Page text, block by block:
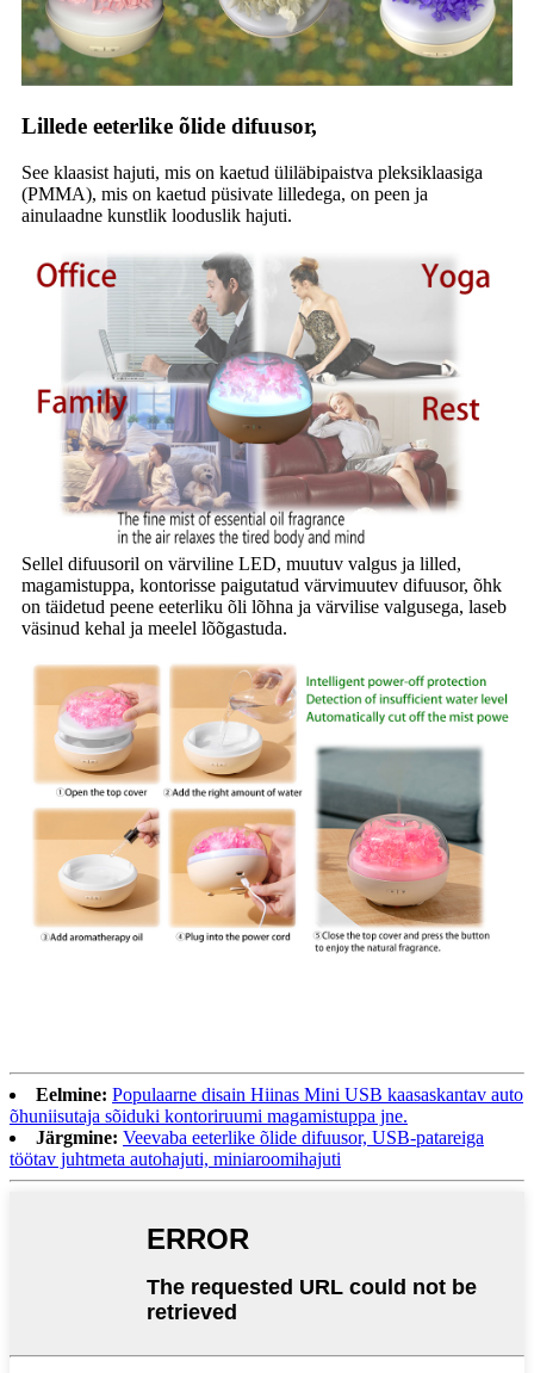
Lillede eeterlike õlide difuusor,
See klaasist hajuti, mis on kaetud üliläbipaistva pleksiklaasiga
(PMMA), mis on kaetud püsivate lilledega, on peen ja
ainulaadne kunstlik looduslik hajuti.
Sellel difuusoril on värviline LED, muutuv valgus ja lilled,
magamistuppa, kontorisse paigutatud värvimuutev difuusor, õhk
on täidetud peene eeterliku õli lõhna ja värvilise valgusega, laseb
väsinud kehal ja meelel lõõgastuda.
Eelmine: Populaarne disain Hiinas Mini USB kaasaskantav auto
õhuniisutaja sõiduki kontoriruumi magamistuppa jne.
Järgmine: Veevaba eeterlike õlide difuusor, USB-patareiga
töötav juhtmeta autohajuti, miniaroomihajuti